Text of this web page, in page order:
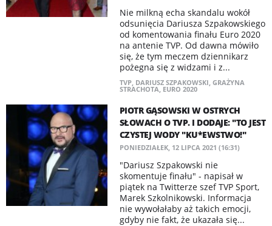
Nie milkną echa skandalu wokół
odsunięcia Dariusza Szpakowskiego
od komentowania finału Euro 2020
na antenie TVP. Od dawna mówiło
się, że tym meczem dziennikarz
pożegna się z widzami i z...
TVP, DARIUSZ SZPAKOWSKI, GRAŻYNA
STRACHOTA, EURO 2020
PIOTR GĄSOWSKI W OSTRYCH
SŁOWACH O TVP. I DODAJE: "TO JEST
CZYSTEJ WODY "KU*EWSTWO!"
PONIEDZIAŁEK, 12 LIPCA 2021 (16:31)
"Dariusz Szpakowski nie
skomentuje finału" - napisał w
piątek na Twitterze szef TVP Sport,
Marek Szkolnikowski. Informacja
nie wywołałaby aż takich emocji,
gdyby nie fakt, że ukazała się...